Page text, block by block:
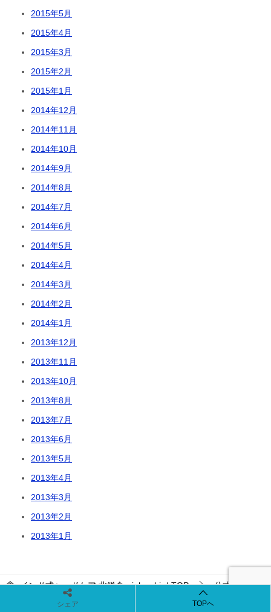
2015年5月
2015年4月
2015年3月
2015年2月
2015年1月
2014年12月
2014年11月
2014年10月
2014年9月
2014年8月
2014年7月
2014年6月
2014年5月
2014年4月
2014年3月
2014年2月
2014年1月
2013年12月
2013年11月
2013年10月
2013年8月
2013年7月
2013年6月
2013年5月
2013年4月
2013年3月
2013年2月
2013年1月
インド式ヘッドケア 北鎌倉rainbowbirdTOP 公式ブログ
シェア TOPへ